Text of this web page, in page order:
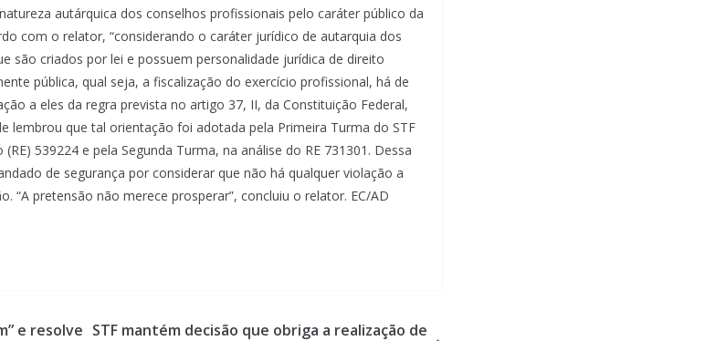
autárquica dos conselhos profissionais pelo caráter público da
com o relator, “considerando o caráter jurídico de autarquia dos
são criados por lei e possuem personalidade jurídica de direito
pública, qual seja, a fiscalização do exercício profissional, há de
a eles da regra prevista no artigo 37, II, da Constituição Federal,
lembrou que tal orientação foi adotada pela Primeira Turma do STF
539224 e pela Segunda Turma, na análise do RE 731301. Dessa
de segurança por considerar que não há qualquer violação a
“A pretensão não merece prosperar”, concluiu o relator. EC/AD
e resolve STF mantém decisão que obriga a realização de